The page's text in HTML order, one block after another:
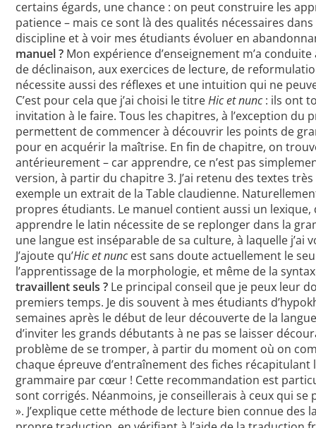
certains égards, une chance : on peut construire les
patience – mais ce sont là des qualités nécessaires
discipline et à voir mes étudiants évoluer en
manuel ? Mon expérience d’enseignement m’a
de déclinaison, aux exercices de lecture, de
nécessite aussi des réflexes et une intuition qui ne
C’est pour cela que j’ai choisi le titreHic et nunc: ils ont
invitation à le faire. Tous les chapitres, à l’exception
permettent de commencer à découvrir les points de
pour en acquérir la maîtrise. En fin de chapitre, on
antérieurement – car apprendre, ce n’est pas
version, à partir du chapitre 3. J’ai retenu des textes
exemple un extrait de la Table claudienne.
propres étudiants. Le manuel contient aussi un
apprendre le latin nécessite de se replonger dans la
une langue est inséparable de sa culture, à laquelle
J’ajoute qu’Hic et nuncest sans doute actuellement le
l’apprentissage de la morphologie, et même de la
travaillent seuls ? Le principal conseil que je peux leur
premiers temps. Je dis souvent à mes étudiants
semaines après le début de leur découverte de la
d’inviter les grands débutants à ne pas se laisser
problème de se tromper, à partir du moment où on
chaque épreuve d’entraînement des fiches récapitulant
grammaire par cœur ! Cette recommandation est
sont corrigés. Néanmoins, je conseillerais à ceux qui
». J’explique cette méthode de lecture bien connue